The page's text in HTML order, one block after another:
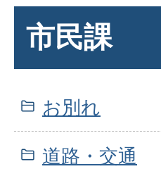
市民課
お別れ
道路・交通